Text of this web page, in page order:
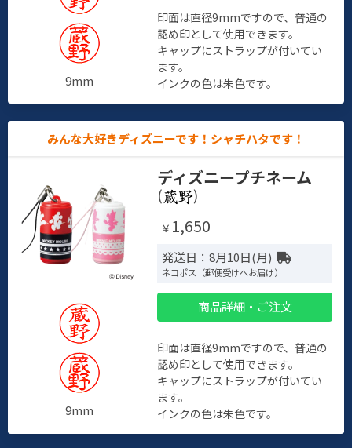
9mm
印面は直径9mmですので、普通の
認め印として使用できます。
キャップにストラップが付いてい
ます。
インクの色は朱色です。
みんな大好きディズニーです！シャチハタです！
9mm
ディズニープチネーム
( )
￥ 1,650
発送日：8月10日(月)
ネコポス（郵便受けへお届け）
商品詳細・ご注文
印面は直径9mmですので、普通の
認め印として使用できます。
キャップにストラップが付いてい
ます。
インクの色は朱色です。